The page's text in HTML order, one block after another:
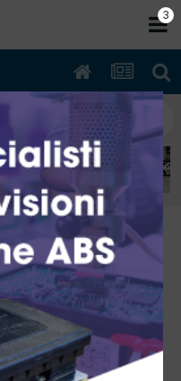
12/2007 1.3cc
volte in marcia si
2